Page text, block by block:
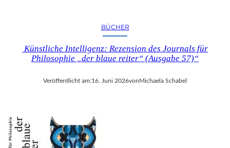
BÜCHER
Künstliche Intelligenz: Rezension des Journals für
Philosophie „der blaue reiter“ (Ausgabe 57)“
Veröffentlicht am:16. Juni 2026von Michaela Schabel